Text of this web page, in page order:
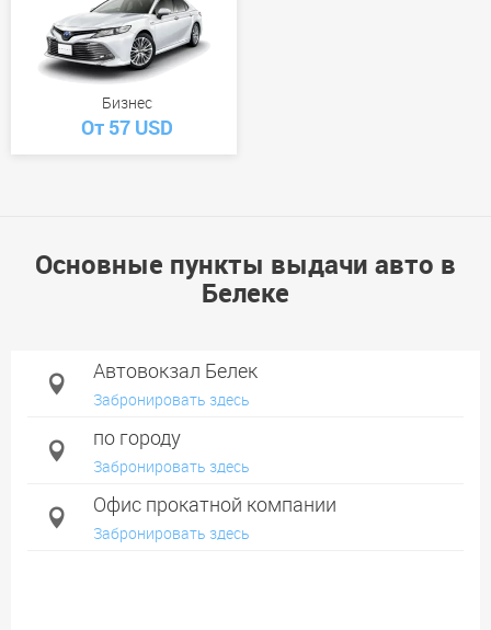
Бизнес
От 57 USD
Основные пункты выдачи авто в
Белеке
Автовокзал Белек
Забронировать здесь
по городу
Забронировать здесь
Офис прокатной компании
Забронировать здесь